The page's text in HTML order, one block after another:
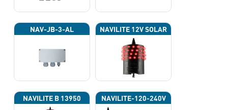
NAV-JB-3-AL NAVILITE 12V SOLAR
NAVILITE B 13950 NAVILITE-120-240V